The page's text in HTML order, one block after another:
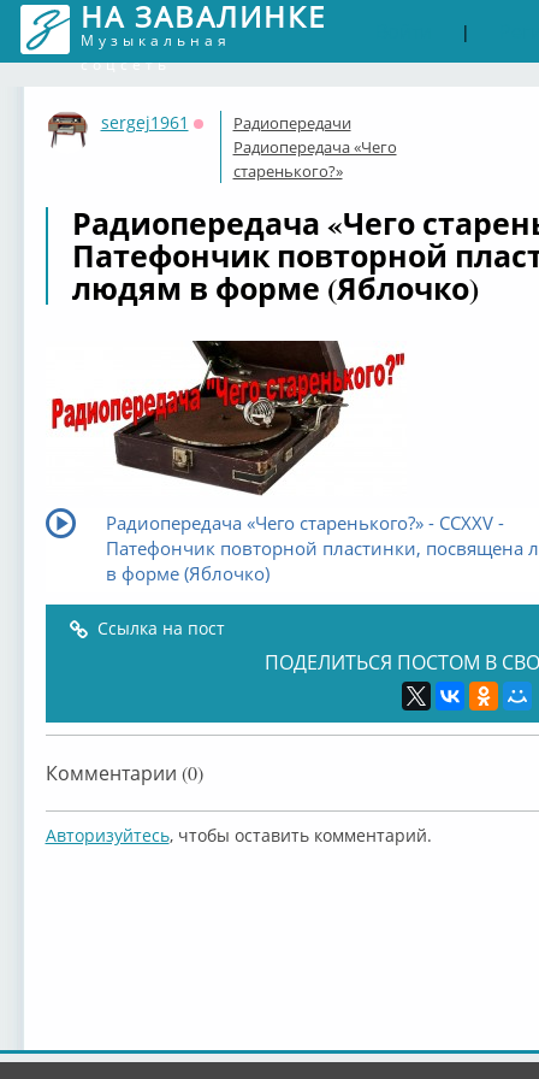
НА ЗАВАЛИНКЕ
Музыкальная
соцсеть
|
sergej1961
Оффлайн
Радиопередачи
Радиопередача «Чего
старенького?»
Радиопередача «Чего
Патефончик повторной
людям в форме (Яблочко)
Радиопередача «Чего старенького?» - CCXXV -
Патефончик повторной пластинки, посвящена
в форме (Яблочко)
Ссылка на пост
ПОДЕЛИТЬСЯ ПОСТОМ В
Комментарии (0)
Авторизуйтесь, чтобы оставить комментарий.